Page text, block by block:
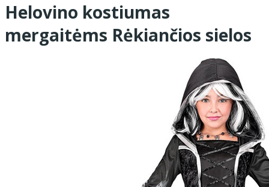
Helovino kostiumas
mergaitėms Rėkiančios sielos